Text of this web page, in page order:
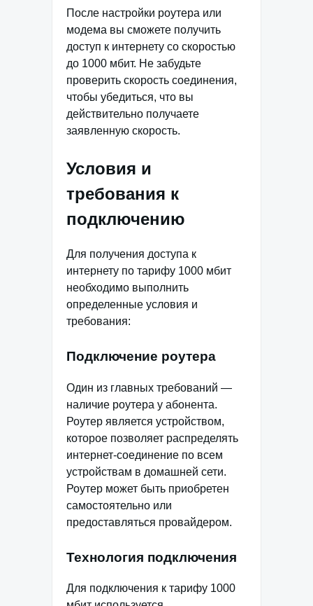
После настройки роутера или
модема вы сможете получить
доступ к интернету со скоростью
до 1000 мбит. Не забудьте
проверить скорость соединения,
чтобы убедиться, что вы
действительно получаете
заявленную скорость.
Условия и
требования к
подключению
Для получения доступа к
интернету по тарифу 1000 мбит
необходимо выполнить
определенные условия и
требования:
Подключение роутера
Один из главных требований —
наличие роутера у абонента.
Роутер является устройством,
которое позволяет распределять
интернет-соединение по всем
устройствам в домашней сети.
Роутер может быть приобретен
самостоятельно или
предоставляться провайдером.
Технология подключения
Для подключения к тарифу 1000